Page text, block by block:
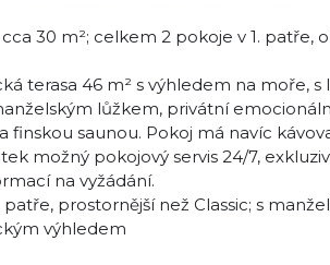
30 m²; celkem 2 pokoje v 1. patře,
terasa 46 m² s výhledem na moře,
lůžkem, privátní
saunou. Pokoj má navíc
možný pokojový servis 24/7,
na vyžádání.
patře, prostornější než Classic; s
výhledem